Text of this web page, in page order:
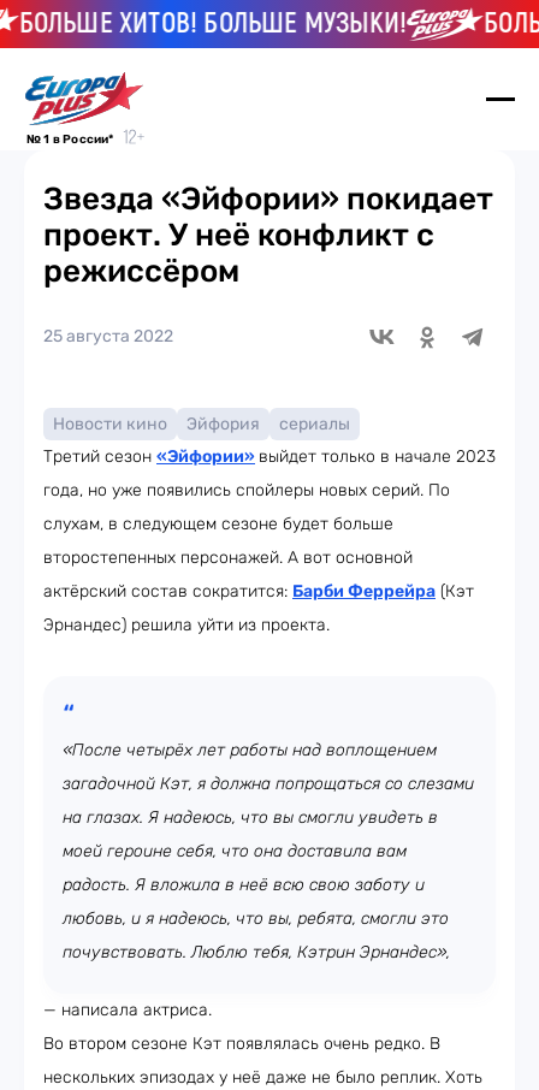
ХИТОВ! БОЛЬШЕ МУЗЫКИ!
№ 1 в России*
Звезда «Эйфории» покидает
проект. У неё конфликт с
режиссёром
25 августа 2022
Новости кино Эйфория
сериалы
Третий сезон «Эйфории» выйдет только в начале 2023
года, но уже появились спойлеры новых серий. По
слухам, в следующем сезоне будет больше
второстепенных персонажей. А вот основной
актёрский состав сократится: Барби Феррейра (Кэт
Эрнандес) решила уйти из проекта.
«После четырёх лет работы над воплощением
загадочной Кэт, я должна попрощаться со слезами
на глазах. Я надеюсь, что вы смогли увидеть в
моей героине себя, что она доставила вам
радость. Я вложила в неё всю свою заботу и
любовь, и я надеюсь, что вы, ребята, смогли это
почувствовать. Люблю тебя, Кэтрин Эрнандес»,
— написала актриса.
Во втором сезоне Кэт появлялась очень редко. В
нескольких эпизодах у неё даже не было реплик. Хоть